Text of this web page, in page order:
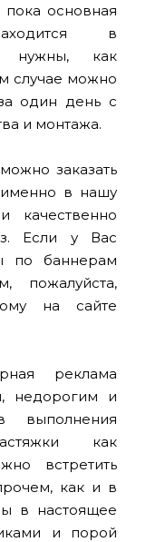
основная
в
нужны, как
случае можно
один день с
и монтажа.
заказать
именно в нашу
качественно
Если у Вас
по баннерам
пожалуйста,
на сайте
реклама
недорогим и
как
встретить
как и в
в настоящее
и порой